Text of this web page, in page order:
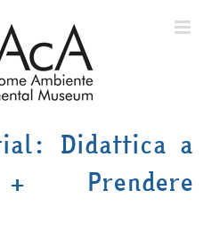
Didattica a
Prendere